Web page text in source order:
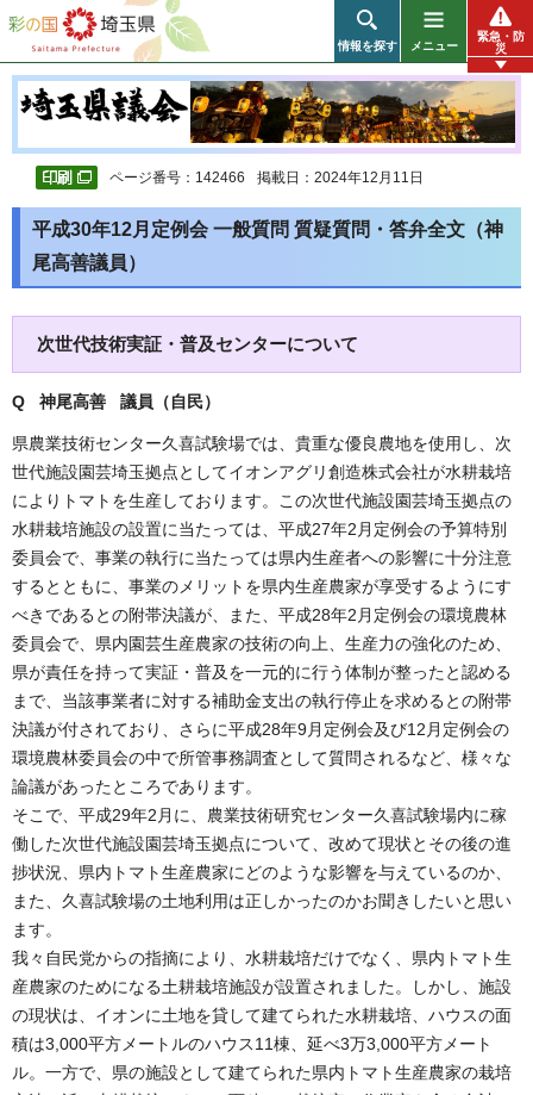
彩の国 埼玉県
情報を探す メニュー
緊急・防
災
ページ番号：142466 掲載日：2024年12月11日
平成30年12月定例会 一般質問 質疑質問・答弁全文（神
尾高善議員）
次世代技術実証・普及センターについて
Q 神尾高善 議員（自民）
県農業技術センター久喜試験場では、貴重な優良農地を使用し、次
世代施設園芸埼玉拠点としてイオンアグリ創造株式会社が水耕栽培
によりトマトを生産しております。この次世代施設園芸埼玉拠点の
水耕栽培施設の設置に当たっては、平成27年2月定例会の予算特別
委員会で、事業の執行に当たっては県内生産者への影響に十分注意
するとともに、事業のメリットを県内生産農家が享受するようにす
べきであるとの附帯決議が、また、平成28年2月定例会の環境農林
委員会で、県内園芸生産農家の技術の向上、生産力の強化のため、
県が責任を持って実証・普及を一元的に行う体制が整ったと認める
まで、当該事業者に対する補助金支出の執行停止を求めるとの附帯
決議が付されており、さらに平成28年9月定例会及び12月定例会の
環境農林委員会の中で所管事務調査として質問されるなど、様々な
論議があったところであります。
そこで、平成29年2月に、農業技術研究センター久喜試験場内に稼
働した次世代施設園芸埼玉拠点について、改めて現状とその後の進
捗状況、県内トマト生産農家にどのような影響を与えているのか、
また、久喜試験場の土地利用は正しかったのかお聞きしたいと思い
ます。
我々自民党からの指摘により、水耕栽培だけでなく、県内トマト生
産農家のためになる土耕栽培施設が設置されました。しかし、施設
の現状は、イオンに土地を貸して建てられた水耕栽培、ハウスの面
積は3,000平方メートルのハウス11棟、延べ3万3,000平方メート
ル。一方で、県の施設として建てられた県内トマト生産農家の栽培